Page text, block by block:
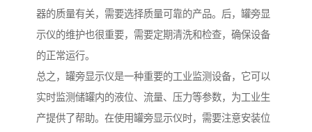
器的质量有关，需要选择质量可靠的产品。后，罐旁显
示仪的维护也很重要，需要定期清洗和检查，确保设备
的正常运行。
总之，罐旁显示仪是一种重要的工业监测设备，它可以
实时监测储罐内的液位、流量、压力等参数，为工业生
产提供了帮助。在使用罐旁显示仪时，需要注意安装位